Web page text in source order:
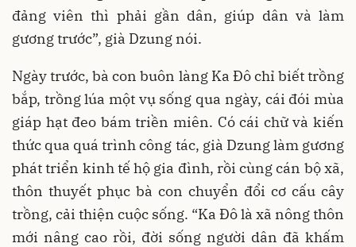
đảng viên thì phải gần dân, giúp dân và làm
gương trước”, già Dzung nói.
Ngày trước, bà con buôn làng Ka Đô chỉ biết trồng
bắp, trồng lúa một vụ sống qua ngày, cái đói mùa
giáp hạt đeo bám triền miên. Có cái chữ và kiến
thức qua quá trình công tác, già Dzung làm gương
phát triển kinh tế hộ gia đình, rồi cùng cán bộ xã,
thôn thuyết phục bà con chuyển đổi cơ cấu cây
trồng, cải thiện cuộc sống. “Ka Đô là xã nông thôn
mới nâng cao rồi, đời sống người dân đã khấm